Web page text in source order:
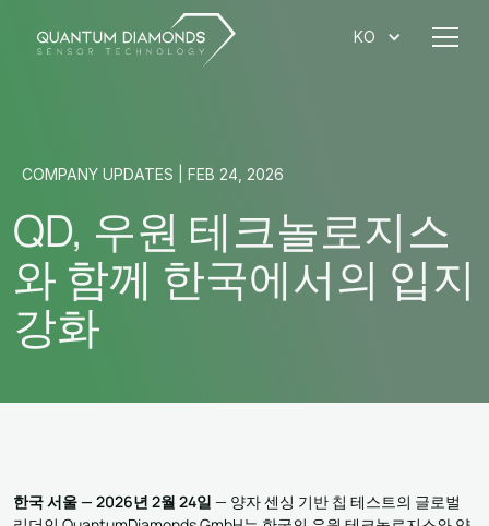
KO
COMPANY UPDATES | FEB 24, 2026
QD, 우원 테크놀로지스
와 함께 한국에서의 입지
강화
한국 서울 — 2026년 2월 24일 — 양자 센싱 기반 칩 테스트의 글로벌